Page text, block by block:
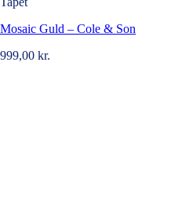
Mosaic Guld – Cole & Son
999,00 kr.